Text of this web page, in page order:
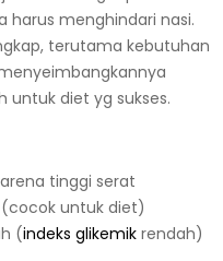
harus menghindari nasi.
terutama kebutuhan
untuk diet yg sukses.
tinggi serat
untuk diet)
(indeks glikemik rendah)